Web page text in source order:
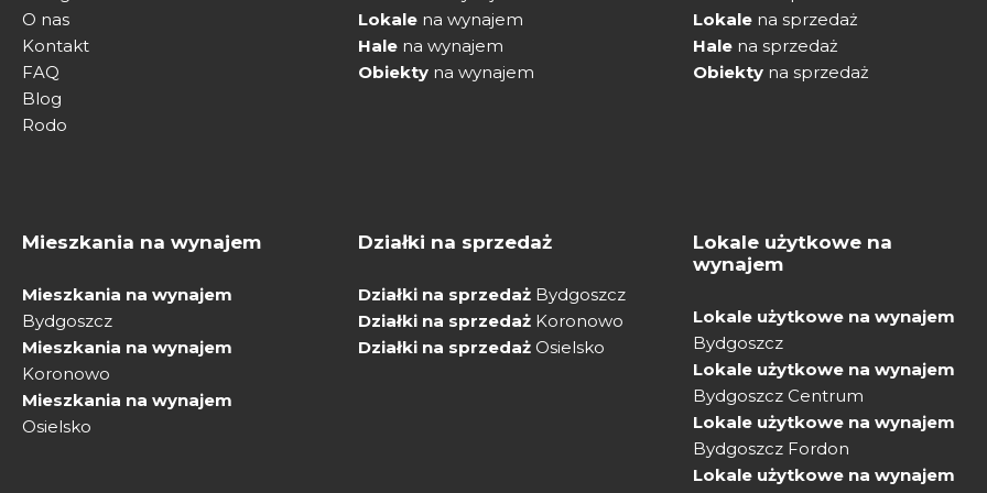
Lokalena wynajem
Halena wynajem
Obiektyna wynajem
Lokale na sprzedaż
Hale na sprzedaż
Obiekty na sprzedaż
O nas
Kontakt
FAQ
Blog
Rodo
Mieszkania na wynajem
Mieszkania na wynajem
Bydgoszcz
Mieszkania na wynajem
Koronowo
Mieszkania na wynajem
Osielsko
Działki na sprzedaż
Działki na sprzedaż Bydgoszcz
Działki na sprzedażKoronowo
Działki na sprzedażOsielsko
Lokale użytkowe na
wynajem
Lokale użytkowe na wynajem
Bydgoszcz
Lokale użytkowe na wynajem
Bydgoszcz Centrum
Lokale użytkowe na wynajem
Bydgoszcz Fordon
Lokale użytkowe na wynajem